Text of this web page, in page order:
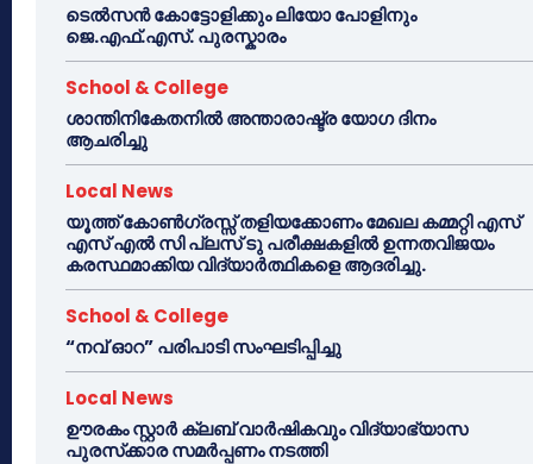
ടെൽസൻ കോട്ടോളിക്കും ലിയോ പോളിനും
ജെ.എഫ്.എസ്. പുരസ്കാരം
School & College
ശാന്തിനികേതനിൽ അന്താരാഷ്ട്ര യോഗ ദിനം
ആചരിച്ചു
Local News
യൂത്ത് കോൺഗ്രസ്സ് തളിയക്കോണം മേഖല കമ്മറ്റി എസ്
എസ് എൽ സി പ്ലസ് ടു പരീക്ഷകളിൽ ഉന്നതവിജയം
കരസ്ഥമാക്കിയ വിദ്യാർത്ഥികളെ ആദരിച്ചു.
School & College
“നവ് ഓറ” പരിപാടി സംഘടിപ്പിച്ചു
Local News
ഊരകം സ്റ്റാർ ക്ലബ് വാർഷികവും വിദ്യാഭ്യാസ
പുരസ്‌ക്കാര സമർപ്പണം നടത്തി